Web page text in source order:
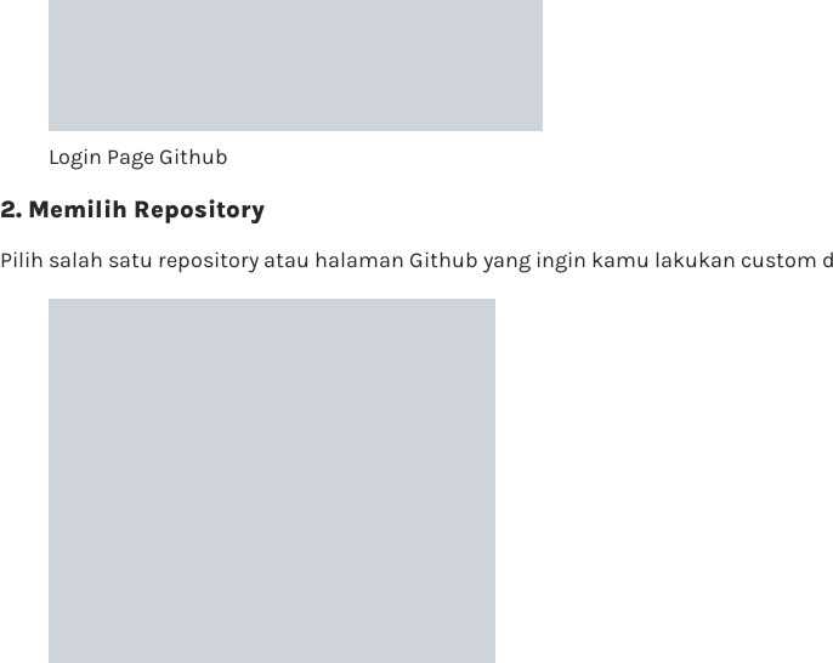
Login Page Github
2. Memilih Repository
Pilih salah satu repository atau halaman Github yang ingin kamu lakukan